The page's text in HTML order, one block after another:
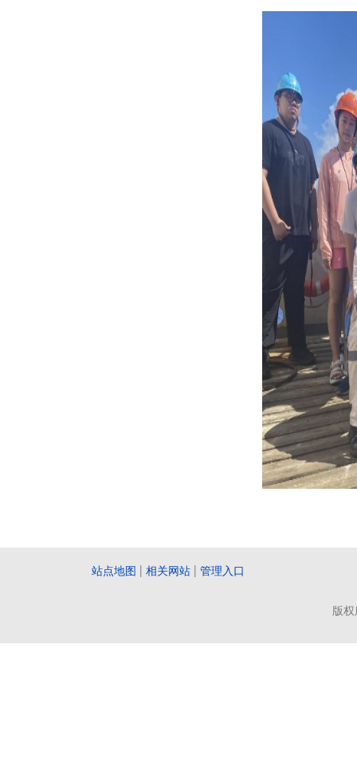
站点地图 相关网站 管理入口
版